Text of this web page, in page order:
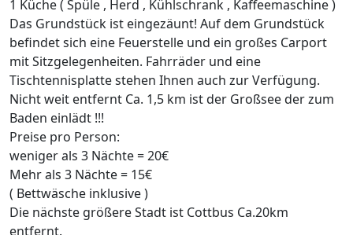
1 Küche ( Spüle , Herd , Kühlschrank , Kaffeemaschine )
Das Grundstück ist eingezäunt! Auf dem Grundstück
befindet sich eine Feuerstelle und ein großes Carport
mit Sitzgelegenheiten. Fahrräder und eine
Tischtennisplatte stehen Ihnen auch zur Verfügung.
Nicht weit entfernt Ca. 1,5 km ist der Großsee der zum
Baden einlädt !!!
Preise pro Person:
weniger als 3 Nächte = 20€
Mehr als 3 Nächte = 15€
( Bettwäsche inklusive )
Die nächste größere Stadt ist Cottbus Ca.20km
entfernt.